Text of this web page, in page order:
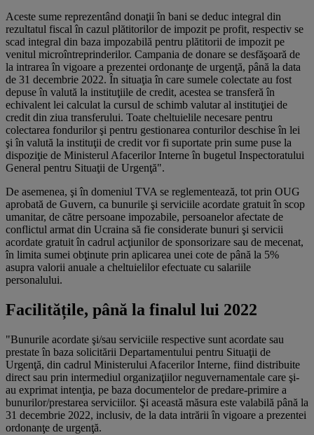
Aceste sume reprezentând donaţii în bani se deduc integral din
rezultatul fiscal în cazul plătitorilor de impozit pe profit, respectiv se
scad integral din baza impozabilă pentru plătitorii de impozit pe
venitul microîntreprinderilor. Campania de donare se desfăşoară de
la intrarea în vigoare a prezentei ordonanţe de urgenţă, până la data
de 31 decembrie 2022. În situaţia în care sumele colectate au fost
depuse în valută la instituţiile de credit, acestea se transferă în
echivalent lei calculat la cursul de schimb valutar al instituţiei de
credit din ziua transferului. Toate cheltuielile necesare pentru
colectarea fondurilor şi pentru gestionarea conturilor deschise în lei
şi în valută la instituţii de credit vor fi suportate prin sume puse la
dispoziţie de Ministerul Afacerilor Interne în bugetul Inspectoratului
General pentru Situaţii de Urgenţă".
De asemenea, şi în domeniul TVA se reglementează, tot prin OUG
aprobată de Guvern, ca bunurile şi serviciile acordate gratuit în scop
umanitar, de către persoane impozabile, persoanelor afectate de
conflictul armat din Ucraina să fie considerate bunuri şi servicii
acordate gratuit în cadrul acţiunilor de sponsorizare sau de mecenat,
în limita sumei obţinute prin aplicarea unei cote de până la 5%
asupra valorii anuale a cheltuielilor efectuate cu salariile
personalului.
Facilitățile, până la finalul lui 2022
"Bunurile acordate şi/sau serviciile respective sunt acordate sau
prestate în baza solicitării Departamentului pentru Situaţii de
Urgenţă, din cadrul Ministerului Afacerilor Interne, fiind distribuite
direct sau prin intermediul organizaţiilor neguvernamentale care şi-
au exprimat intenţia, pe baza documentelor de predare-primire a
bunurilor/prestarea serviciilor. Şi această măsura este valabilă până la
31 decembrie 2022, inclusiv, de la data intrării în vigoare a prezentei
ordonanţe de urgenţă.